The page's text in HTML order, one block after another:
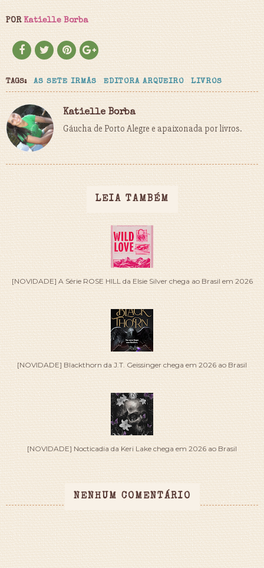
PORKatielle Borba
TAGS: AS SETE IRMÃS EDITORA ARQUEIRO LIVROS
Katielle Borba
Gáucha de Porto Alegre e apaixonada por livros.
LEIA TAMBÉM
[NOVIDADE] A Série ROSE HILL da Elsie Silver chega ao Brasil em 2026
[NOVIDADE] Blackthorn da J.T. Geissinger chega em 2026 ao Brasil
[NOVIDADE] Nocticadia da Keri Lake chega em 2026 ao Brasil
NENHUM COMENTÁRIO